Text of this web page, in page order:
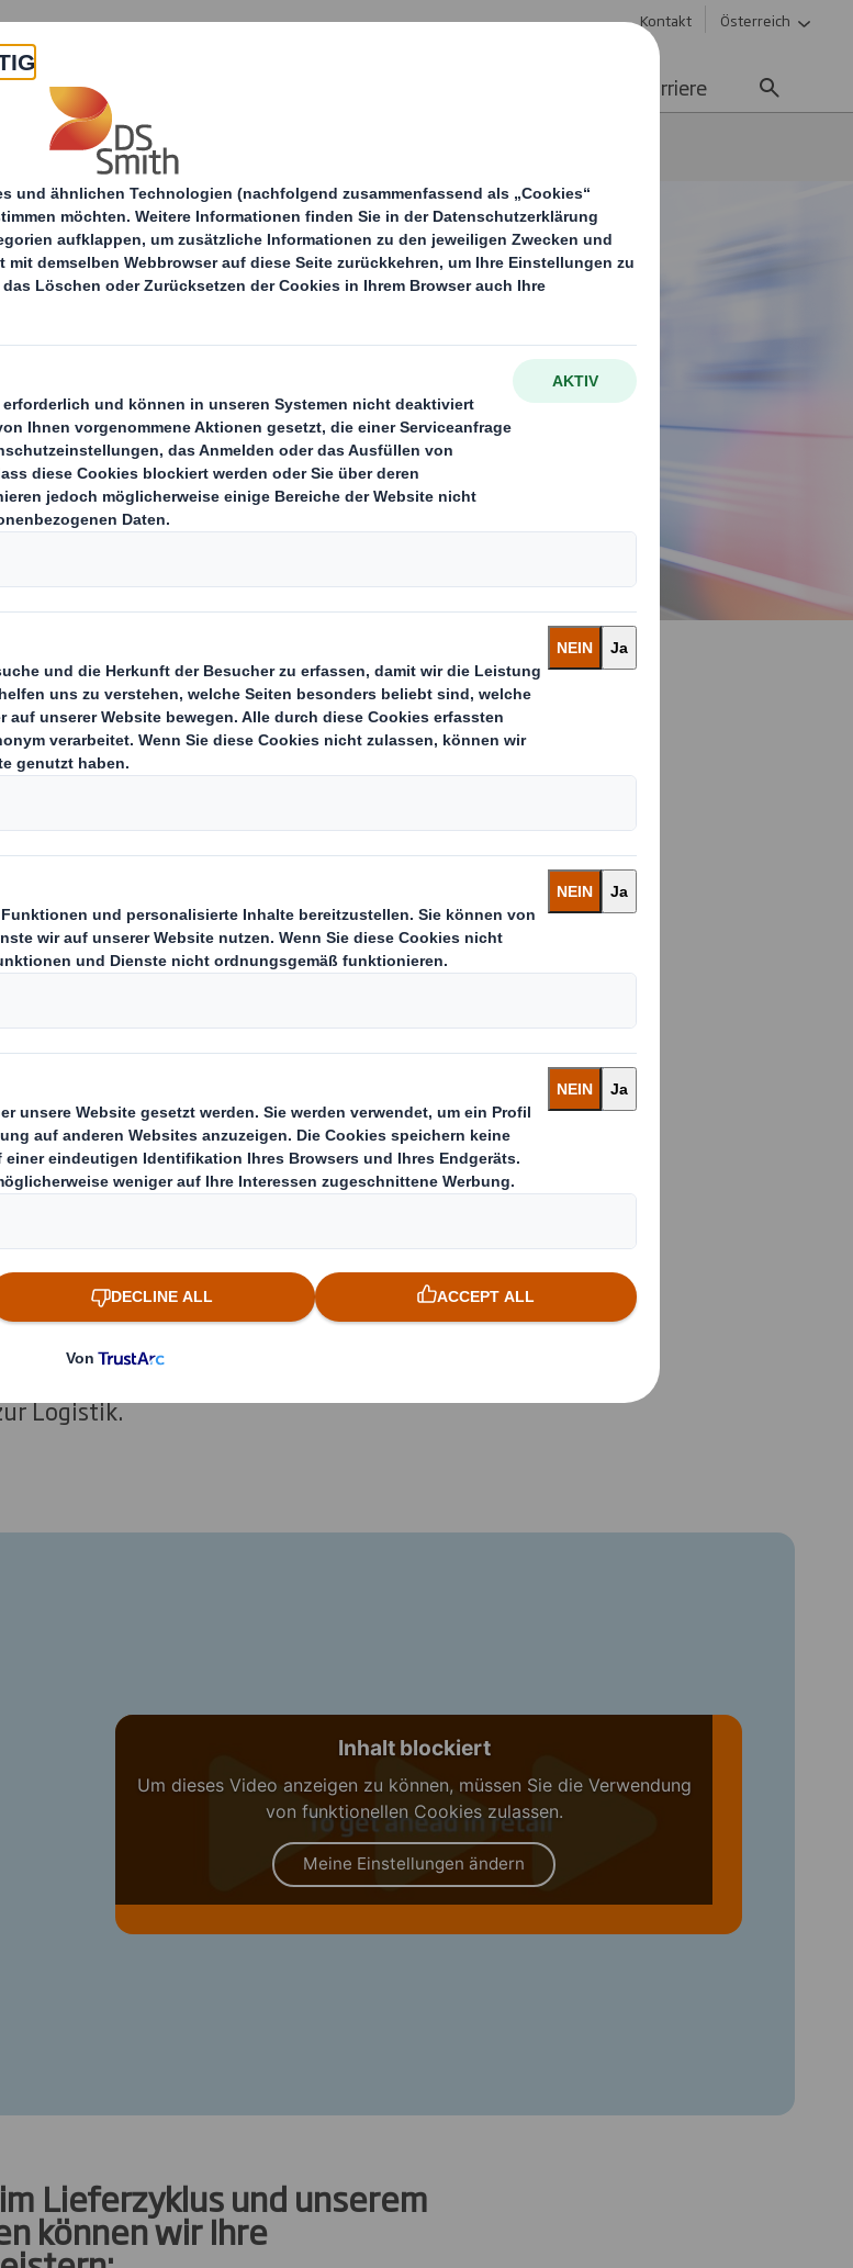
Kontakt Österreich
Über uns Karriere
Lösungen
Laden mit unseren
POS-
Welt des Einzelhandels
Mit unseren maßgeschneiderten
ziehen Sie die Aufmerksamkeit
sich deren Kauf und bleiben an
Kenntnisse und Erfahrungen im Einzelhandel in
Lösungen, die den gesamten Lieferzyklus im
Logistik.
Inhalt blockiert
Um dieses Video anzeigen zu können, müssen Sie die Verwendung
von funktionellen Cookies zulassen.
Meine Einstellungen ändern
Lieferzyklus und unserem
können wir Ihre